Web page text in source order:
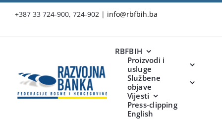
+387 33 724-900, 724-902 | info@rbfbih.ba
RBFBIH
Proizvodi i
usluge
Službene
objave
Vijesti
Press-clipping
English